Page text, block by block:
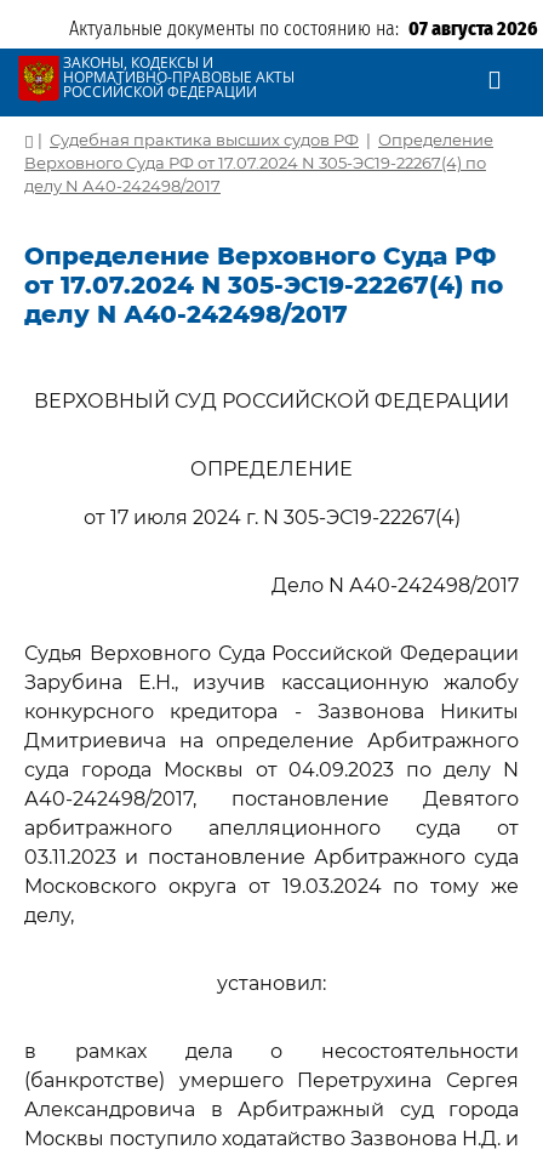
Актуальные документы по состоянию на: 07 августа 2026
ЗАКОНЫ, КОДЕКСЫ И
НОРМАТИВНО-ПРАВОВЫЕ АКТЫ
РОССИЙСКОЙ ФЕДЕРАЦИИ
| Судебная практика высших судов РФ | Определение
Верховного Суда РФ от 17.07.2024 N 305-ЭС19-22267(4) по
делу N А40-242498/2017
Определение Верховного Суда РФ
от 17.07.2024 N 305-ЭС19-22267(4) по
делу N А40-242498/2017
ВЕРХОВНЫЙ СУД РОССИЙСКОЙ ФЕДЕРАЦИИ
ОПРЕДЕЛЕНИЕ
от 17 июля 2024 г. N 305-ЭС19-22267(4)
Дело N А40-242498/2017
Судья Верховного Суда Российской Федерации
Зарубина Е.Н., изучив кассационную жалобу
конкурсного кредитора - Зазвонова Никиты
Дмитриевича на определение Арбитражного
суда города Москвы от 04.09.2023 по делу N
А40-242498/2017, постановление Девятого
арбитражного апелляционного суда от
03.11.2023 и постановление Арбитражного суда
Московского округа от 19.03.2024 по тому же
делу,
установил:
в рамках дела о несостоятельности
(банкротстве) умершего Перетрухина Сергея
Александровича в Арбитражный суд города
Москвы поступило ходатайство Зазвонова Н.Д. и